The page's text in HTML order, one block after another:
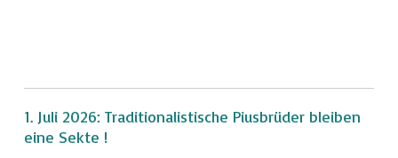
1. Juli 2026: Traditionalistische Piusbrüder bleiben
eine Sekte !